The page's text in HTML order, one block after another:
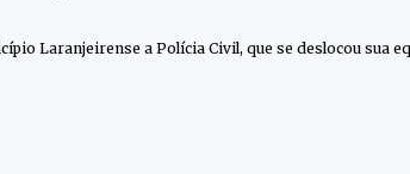
Laranjeirense a Polícia Civil, que se deslocou sua